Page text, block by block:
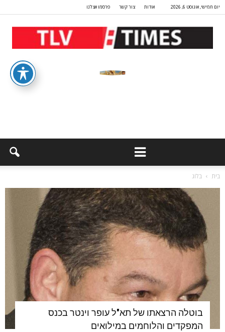
יום חמישי, אוגוסט 6, 2026 אודות צור קשר פרסמו אצלנו
בית בלוג
בוטלה הרצאתו של תא"ל עופר וינטר בכנס
המפקדים והלוחמים במילואים